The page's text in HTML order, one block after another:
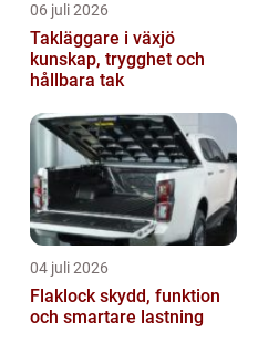
06 juli 2026
Takläggare i växjö
kunskap, trygghet och
hållbara tak
04 juli 2026
Flaklock skydd, funktion
och smartare lastning